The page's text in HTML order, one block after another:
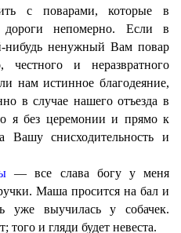
с поварами, которые в
дороги непомерно. Если в
нибудь ненужный Вам повар
и неразвратного
нам истинное благодеяние,
в случае нашего отъезда в
я без церемонии и прямо к
Вашу снисходительность и
— все слава богу у меня
Маша просится на бал и
уже выучилась у собачек.
того и гляди будет невеста.